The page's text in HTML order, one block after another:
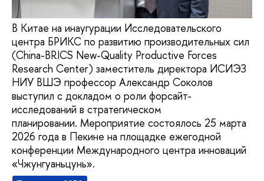
В Китае на инаугурации Исследовательского
центра БРИКС по развитию производительных сил
(China-BRICS New-Quality Productive Forces
Research Center) заместитель директора ИСИЭЗ
НИУ ВШЭ профессор Александр Соколов
выступил с докладом о роли форсайт-
исследований в стратегическом
планировании. Мероприятие состоялось 25 марта
2026 года в Пекине на площадке ежегодной
конференции Международного центра инноваций
«Чжунгуаньцунь».